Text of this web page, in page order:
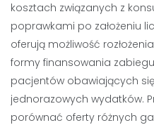
kosztach związanych z
poprawkami po założeniu
oferują możliwość
formy finansowania
pacjentów obawiających
jednorazowych wydatków.
porównać oferty różnych